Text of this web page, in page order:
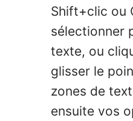
Shift+clic ou
sélectionner
texte, ou
glisser le
zones de
ensuite vos